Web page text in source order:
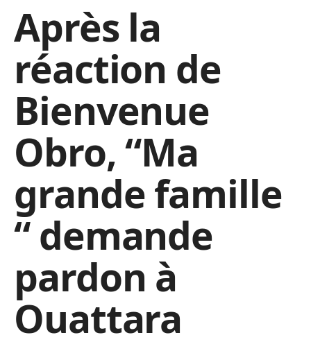
Après la
réaction de
Bienvenue
Obro, “Ma
grande famille
“ demande
pardon à
Ouattara